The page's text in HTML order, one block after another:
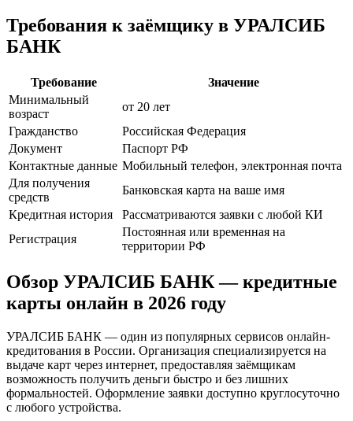
Требования к заёмщику в УРАЛСИБ
БАНК
Требование
Значение
Минимальный
возраст
от 20 лет
Гражданство
Российская Федерация
Документ
Паспорт РФ
Контактные данные Мобильный телефон, электронная почта
Для получения
средств
Банковская карта на ваше имя
Кредитная история
Рассматриваются заявки с любой КИ
Регистрация
Постоянная или временная на
территории РФ
Обзор УРАЛСИБ БАНК — кредитные
карты онлайн в 2026 году
УРАЛСИБ БАНК — один из популярных сервисов онлайн-
кредитования в России. Организация специализируется на
выдаче карт через интернет, предоставляя заёмщикам
возможность получить деньги быстро и без лишних
формальностей. Оформление заявки доступно круглосуточно
с любого устройства.